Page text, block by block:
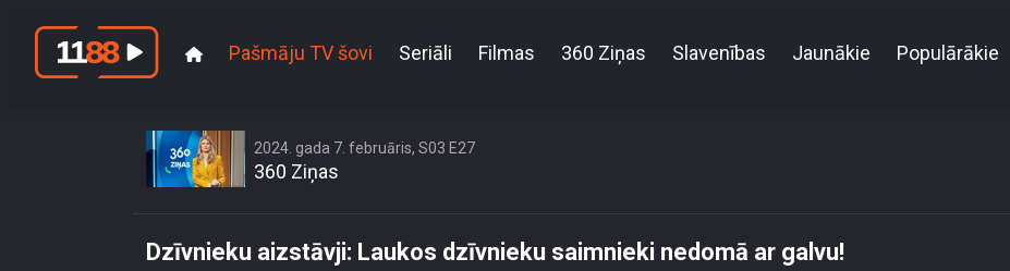
Pašmāju TV šovi Seriāli Filmas 360 Ziņas Slavenības Jaunākie Populārākie
2024. gada 7. februāris, S03 E27
360 Ziņas
Dzīvnieku aizstāvji: Laukos dzīvnieku saimnieki nedomā ar galvu!